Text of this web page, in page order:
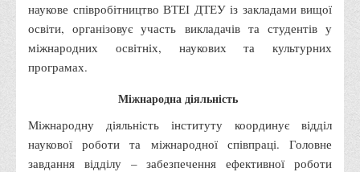
Протидія торгівлі людьми
Дії населення в умовах надзвичайних ситуацій воєнного
Що можна і не можна знімати, показувати під час війни
Контакти державних та громадських організацій, які
наукове співробітництво ВТЕІ ДТЕУ із закладами вищої
освіти, організовує участь викладачів та студентів у
міжнародних освітніх, наукових та культурних
програмах.
Міжнародна діяльність
Міжнародну діяльність інституту координує відділ
наукової роботи та міжнародної співпраці. Головне
завдання відділу – забезпечення ефективної роботи